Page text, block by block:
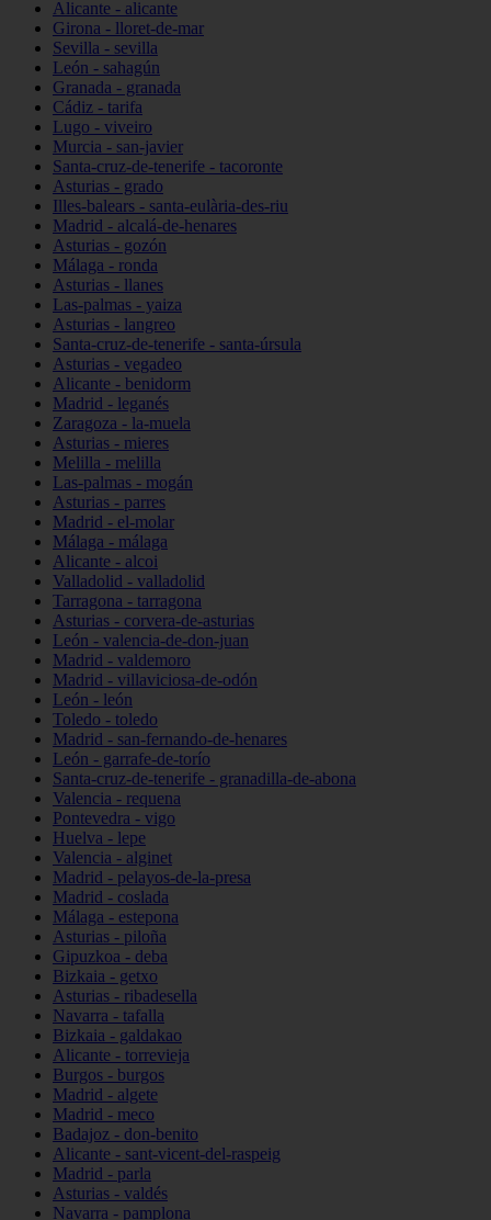
Alicante - alicante
Girona - lloret-de-mar
Sevilla - sevilla
León - sahagún
Granada - granada
Cádiz - tarifa
Lugo - viveiro
Murcia - san-javier
Santa-cruz-de-tenerife - tacoronte
Asturias - grado
Illes-balears - santa-eulària-des-riu
Madrid - alcalá-de-henares
Asturias - gozón
Málaga - ronda
Asturias - llanes
Las-palmas - yaiza
Asturias - langreo
Santa-cruz-de-tenerife - santa-úrsula
Asturias - vegadeo
Alicante - benidorm
Madrid - leganés
Zaragoza - la-muela
Asturias - mieres
Melilla - melilla
Las-palmas - mogán
Asturias - parres
Madrid - el-molar
Málaga - málaga
Alicante - alcoi
Valladolid - valladolid
Tarragona - tarragona
Asturias - corvera-de-asturias
León - valencia-de-don-juan
Madrid - valdemoro
Madrid - villaviciosa-de-odón
León - león
Toledo - toledo
Madrid - san-fernando-de-henares
León - garrafe-de-torío
Santa-cruz-de-tenerife - granadilla-de-abona
Valencia - requena
Pontevedra - vigo
Huelva - lepe
Valencia - alginet
Madrid - pelayos-de-la-presa
Madrid - coslada
Málaga - estepona
Asturias - piloña
Gipuzkoa - deba
Bizkaia - getxo
Asturias - ribadesella
Navarra - tafalla
Bizkaia - galdakao
Alicante - torrevieja
Burgos - burgos
Madrid - algete
Madrid - meco
Badajoz - don-benito
Alicante - sant-vicent-del-raspeig
Madrid - parla
Asturias - valdés
Navarra - pamplona